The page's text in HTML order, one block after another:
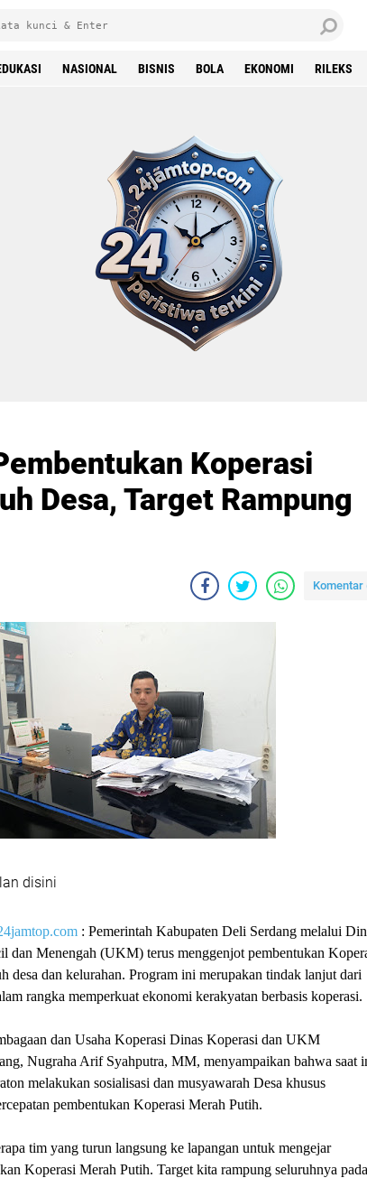
NASIONAL BISNIS BOLA EKONOMI RILEKS
Koperasi
Desa, Target Rampung
Komentar
disini
: Pemerintah Kabupaten Deli Serdang melalui
dan Menengah (UKM) terus menggenjot pembentukan
desa dan kelurahan. Program ini merupakan tindak lanjut dari
rangka memperkuat ekonomi kerakyatan berbasis koperasi.
dan Usaha Koperasi Dinas Koperasi dan UKM
Nugraha Arif Syahputra, MM, menyampaikan bahwa saat
melakukan sosialisasi dan musyawarah Desa khusus
pembentukan Koperasi Merah Putih.
tim yang turun langsung ke lapangan untuk mengejar
Koperasi Merah Putih. Target kita rampung seluruhnya pada